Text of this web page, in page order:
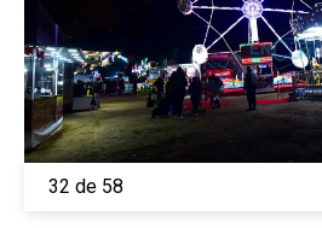
32 de 58